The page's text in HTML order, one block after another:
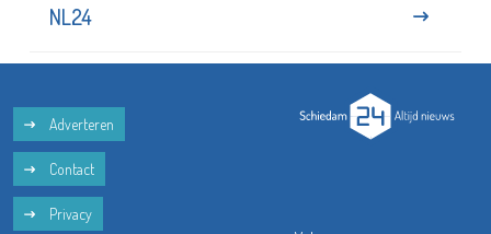
NL24
Adverteren
Contact
Privacy